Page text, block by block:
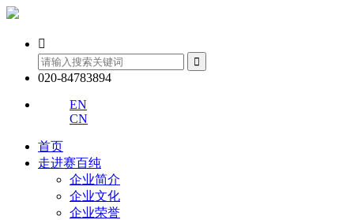


020-84783894
EN
CN
首页
走进赛百纯
企业简介
企业文化
企业荣誉